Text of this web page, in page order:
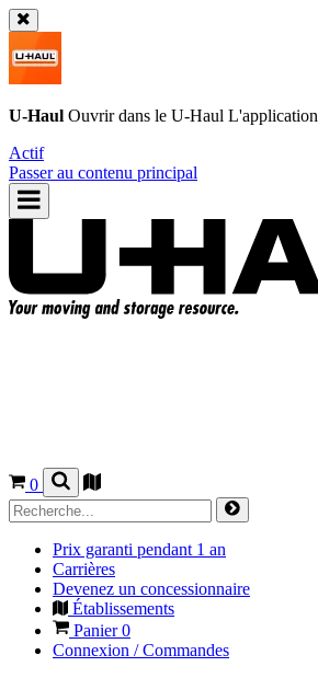
U-Haul Ouvrir dans le U-Haul L'application
Actif
Passer au contenu principal
0
Prix garanti pendant 1 an
Carrières
Devenez un concessionnaire
Établissements
Panier0
Connexion / Commandes